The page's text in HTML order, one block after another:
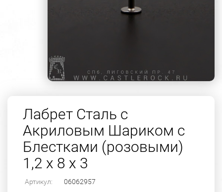
Лабрет Сталь с
Акриловым Шариком с
Блестками (розовыми)
1,2 х 8 х 3
Артикул: 06062957